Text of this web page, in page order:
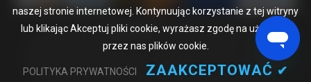
Copyright ©2026 bateriabuy.pl. Wszelkie prawa zastrzeżone.
Wyznaczone znaki handlowe i marki są własnością ich właścicieli.
BateriaBuy.pl nie jest powiązany z żadnymi markami OEM. Wszystkie
produkty na tej stronie są ogólnymi, nieoryginalnymi częściami
naszej stronie internetowej. Kontynuując korzystanie z tej witryny
lub klikając Akceptuj pliki cookie, wyrażasz zgodę na używanie
przez nas plików cookie.
POLITYKA PRYWATNOŚCI ZAAKCEPTOWAĆ ✔